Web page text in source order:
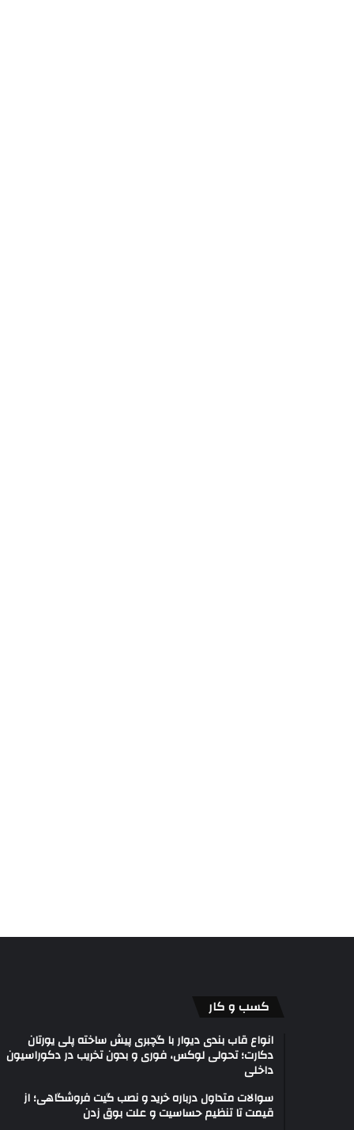
کسب و کار
انواع قاب بندی دیوار با گچبری پیش ساخته پلی یورتان
دکارت؛ تحولی لوکس، فوری و بدون تخریب در دکوراسیون
داخلی
سوالات متداول درباره خرید و نصب گیت فروشگاهی؛ از
قیمت تا تنظیم حساسیت و علت بوق زدن